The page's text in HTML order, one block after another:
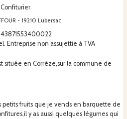
Confiturier
- 19210 Lubersac
43871553400022
Entreprise non assujettie à TVA
située en Corrèze,sur la commune de
petits fruits que je vends en barquette de
y as aussi quelques légumes qui